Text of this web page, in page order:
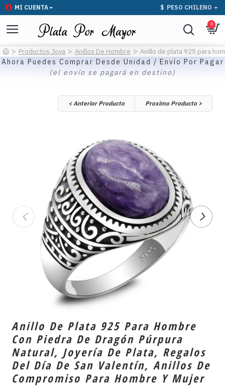
MI CUENTA $ PESO CHILENO
0
Productos Joya Anillos De Hombre Anillo de plata 925 para
Ahora Puedes Comprar Desde Unidad / Envío Por Pagar
(el envío se pagará en destino)
< Anterior Producto Proximo Producto >
Anillo De Plata 925 Para Hombre
Con Piedra De Dragón Púrpura
Natural, Joyería De Plata, Regalos
Del Día De San Valentín, Anillos De
Compromiso Para Hombre Y Mujer